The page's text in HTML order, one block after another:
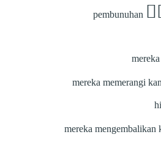
pembunuhan
mereka memerangi
mereka mengembalikan